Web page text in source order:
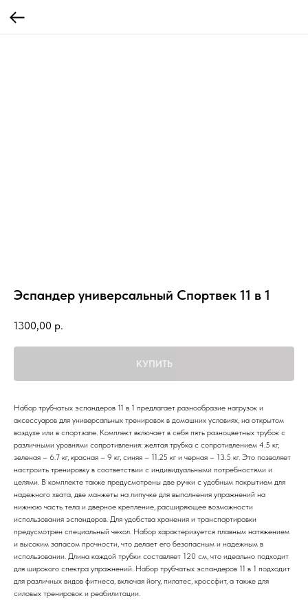
Эспандер универсальный Спортвек 11 в 1
1300,00 р.
КУПИТЬ
Набор трубчатых эспандеров 11 в 1 предлагает разнообразие нагрузок и
аксессуаров для универсальных тренировок в домашних условиях, на открытом
воздухе или в спортзале. Комплект включает в себя пять разноцветных трубок с
различными уровнями сопротивления: желтая трубка с сопротивлением 4.5 кг,
зеленая – 6.7 кг, красная – 9 кг, синяя – 11.25 кг и черная – 13.5 кг. Это позволяет
настроить тренировку в соответствии с индивидуальными потребностями и
целями. В комплекте также предусмотрены две ручки с удобным покрытием для
надежного хвата, две манжеты на липучке для выполнения упражнений на
нижнюю часть тела и дверное крепление, расширяющее возможности
использования эспандеров. Для удобства хранения и транспортировки
предусмотрен специальный чехол. Набор характеризуется плавным натяжением
и высоким запасом прочности, что делает его безопасным и надежным в
использовании. Длина каждой трубки составляет 120 см, что идеально подходит
для широкого спектра упражнений. Набор трубчатых эспандеров 11 в 1 подходит
для различных видов фитнеса, включая йогу, пилатес, кроссфит, а также для
силовых тренировок и реабилитации.